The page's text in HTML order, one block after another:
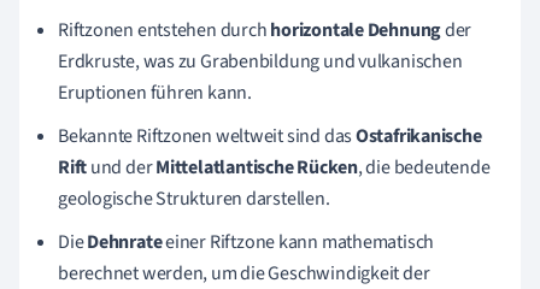
Riftzonen entstehen durchhorizontale Dehnungder
Erdkruste, was zu Grabenbildung und vulkanischen
Eruptionen führen kann.
Bekannte Riftzonen weltweit sind dasOstafrikanische
Riftund derMittelatlantische Rücken, die bedeutende
geologische Strukturen darstellen.
DieDehnrateeiner Riftzone kann mathematisch
berechnet werden, um die Geschwindigkeit der